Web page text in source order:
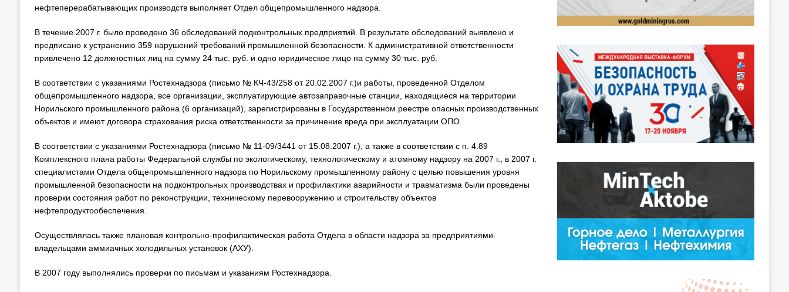
нефтеперерабатывающих производств выполняет Отдел общепромышленного надзора.
В течение 2007 г. было проведено 36 обследований подконтрольных предприятий. В результате обследований выявлено и
предписано к устранению 359 нарушений требований промышленной безопасности. К административной ответственности
привлечено 12 должностных лиц на сумму 24 тыс. руб. и одно юридическое лицо на сумму 30 тыс. руб.
В соответствии с указаниями Ростехнадзора (письмо № КЧ-43/258 от 20.02.2007 г.)и работы, проведенной Отделом
общепромышленного надзора, все организации, эксплуатирующие автозаправочные станции, находящиеся на территории
Норильского промышленного района (6 организаций), зарегистрированы в Государственном реестре опасных производственных
объектов и имеют договора страхования риска ответственности за причинение вреда при эксплуатации ОПО.
В соответствии с указаниями Ростехнадзора (письмо № 11-09/3441 от 15.08.2007 г.), а также в соответствии с п. 4.89
Комплексного плана работы Федеральной службы по экологическому, технологическому и атомному надзору на 2007 г., в 2007 г.
специалистами Отдела общепромышленного надзора по Норильскому промышленному району с целью повышения уровня
промышленной безопасности на подконтрольных производствах и профилактики аварийности и травматизма были проведены
проверки состояния работ по реконструкции, техническому перевооружению и строительству объектов
нефтепродуктообеспечения.
Осуществлялась также плановая контрольно-профилактическая работа Отдела в области надзора за предприятиями-
владельцами аммиачных холодильных установок (АХУ).
В 2007 году выполнялись проверки по письмам и указаниям Ростехнадзора.